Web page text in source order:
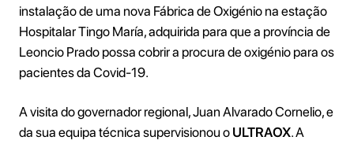
instalação de uma nova Fábrica de Oxigénio na estação
Hospitalar Tingo María, adquirida para que a província de
Leoncio Prado possa cobrir a procura de oxigénio para os
pacientes da Covid-19.
A visita do governador regional, Juan Alvarado Cornelio, e
da sua equipa técnica supervisionou o ULTRAOX. A